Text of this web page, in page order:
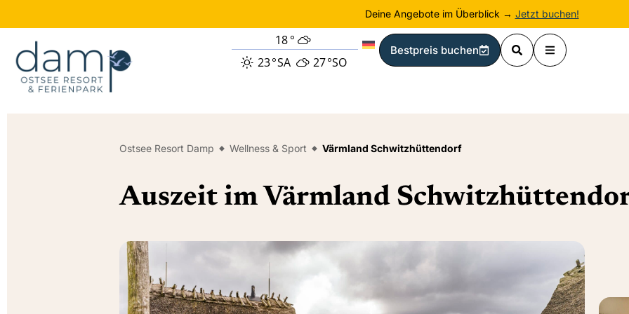
Deine Angebote im Überblick → Jetzt buchen!
18°
23°SA 27°SO
Bestpreis buchen
Ostsee Resort Damp Wellness & Sport Värmland Schwitzhüttendorf
Auszeit im Värmland